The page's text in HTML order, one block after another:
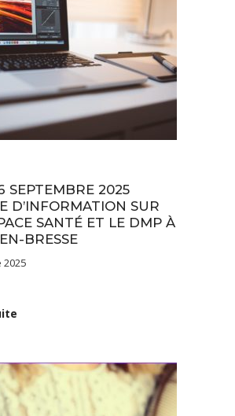
SEPTEMBRE 2025
D’INFORMATION SUR
SANTÉ ET LE DMP À
BRESSE